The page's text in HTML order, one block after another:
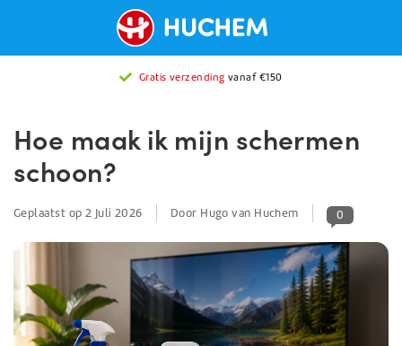
Gratis verzending vanaf €150
Hoe maak ik mijn schermen
schoon?
Geplaatst op 2 Juli 2026 Door Hugo van Huchem 0